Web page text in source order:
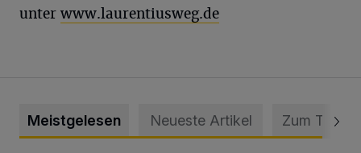
unter www.laurentiusweg.de
Meistgelesen Neueste Artikel Zum Thema